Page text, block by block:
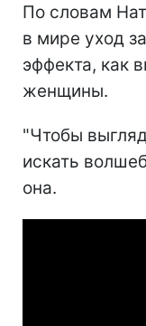
По словам
в мире уход
эффекта, как
женщины.
"Чтобы
искать
она.